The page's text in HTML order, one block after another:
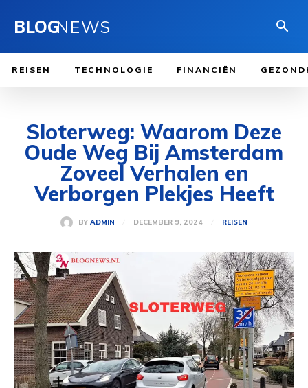
BLOGNEWS
REISEN TECHNOLOGIE FINANCIËN
Sloterweg: Waarom Deze
Oude Weg Bij Amsterdam
Zoveel Verhalen en
Verborgen Plekjes Heeft
BY ADMIN DECEMBER 9, 2024 REISEN